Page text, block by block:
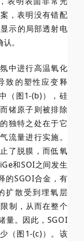
，表明没有错配
示的局部透射电
。
中进行高温氧化
致的塑性应变释
（图1-(b)），硅
锗原子则被排除
独特之处在于它
流量进行实施。
了脱膜，而低氧
和SOI之间发生
的SGOI合金，有
扩散受到埋氧层
制，从而在整个
量。因此，SGOI
（图1-(c)）。该